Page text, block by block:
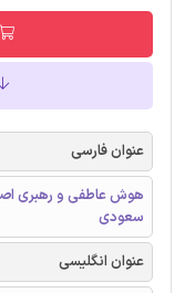
عنوان فارسی
هوش عاطفی و رهبری
سعودی
عنوان انگلیسی